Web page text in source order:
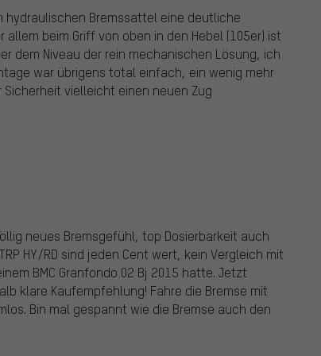
hydraulischen Bremssattel eine deutliche
beim Griff von oben in den Hebel (105er) ist
dem Niveau der rein mechanischen Lösung, ich
war übrigens total einfach, ein wenig mehr
vielleicht einen neuen Zug
neues Bremsgefühl, top Dosierbarkeit auch
HY/RD sind jeden Cent wert, kein Vergleich mit
BMC Granfondo 02 Bj 2015 hatte. Jetzt
klare Kaufempfehlung! Fahre die Bremse mit
Bin mal gespannt wie die Bremse auch den